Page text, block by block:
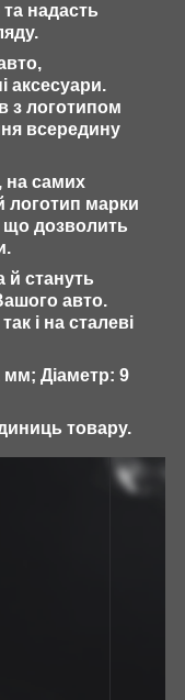
та надасть
аксесуари.
з логотипом
всередину
на самих
логотип марки
що дозволить
й стануть
авто.
і на сталеві
мм; Діаметр: 9
товару.